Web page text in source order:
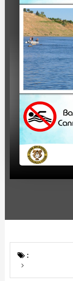
E-Belediye
Beyan Bilgileri
Borç Bilgileri
Tahakkuk
Tahsilat Bilgileri
Online Ödeme
Sicil Kodu ile
Sicil Arama
Şikayet Bildirim
Başkanın Mesajı
: